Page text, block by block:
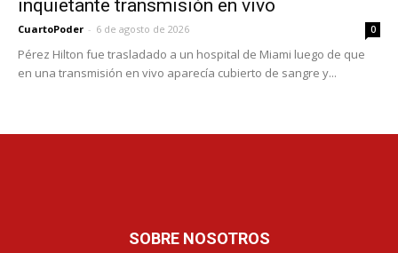
inquietante transmisión en vivo
CuartoPoder - 6 de agosto de 2026 0
Pérez Hilton fue trasladado a un hospital de Miami luego de que
en una transmisión en vivo aparecía cubierto de sangre y...
SOBRE NOSOTROS